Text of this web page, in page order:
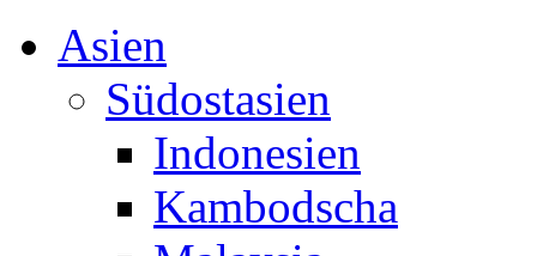
Asien
Südostasien
Indonesien
Kambodscha